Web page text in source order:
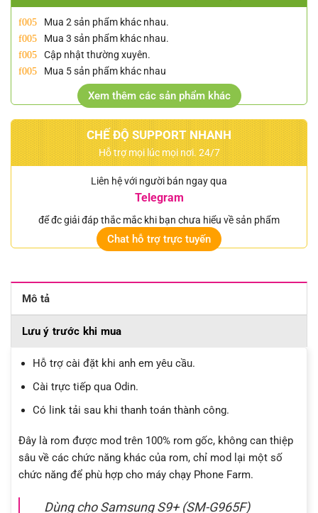
Mua 2 sản phẩm khác nhau.
Mua 3 sản phẩm khác nhau.
Cập nhật thường xuyên.
Mua 5 sản phẩm khác nhau
Xem thêm các sản phẩm khác
CHẾ ĐỘ SUPPORT NHANH
Hỗ trợ mọi lúc mọi nơi. 24/7
Liên hệ với người bán ngay qua
Telegram
để đc giải đáp thắc mắc khi bạn chưa hiểu về sản phẩm
Chat hỗ trợ trực tuyến
Mô tả
Lưu ý trước khi mua
Hỗ trợ cài đặt khi anh em yêu cầu.
Cài trực tiếp qua Odin.
Có link tải sau khi thanh toán thành công.
Đây là rom được mod trên 100% rom gốc, không can thiệp
sâu về các chức năng khác của rom, chỉ mod lại một số
chức năng để phù hợp cho máy chạy Phone Farm.
Dùng cho Samsung S9+ (SM-G965F)